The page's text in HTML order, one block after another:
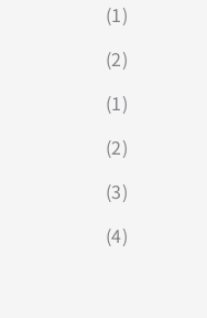
(1)
(2)
(1)
(2)
(3)
(4)